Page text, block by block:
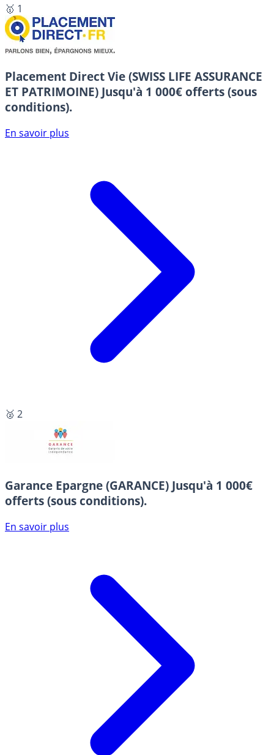
🥇 1
Placement Direct Vie (SWISS LIFE ASSURANCE
ET PATRIMOINE) Jusqu'à 1 000€ offerts (sous
conditions).
En savoir plus
🥈 2
Garance Epargne (GARANCE) Jusqu'à 1 000€
offerts (sous conditions).
En savoir plus